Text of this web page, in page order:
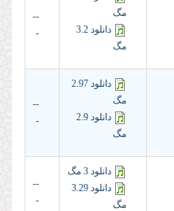
مگ
دانلود 3.2
مگ
--
-
دانلود 2.97
مگ
دانلود 2.9
مگ
--
-
دانلود 3 مگ
دانلود 3.29
مگ
--
-